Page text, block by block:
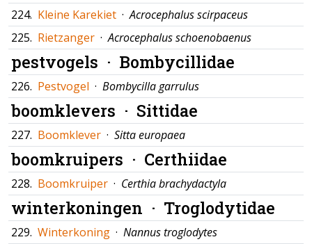
224. Kleine Karekiet ·Acrocephalus scirpaceus
225. Rietzanger ·Acrocephalus schoenobaenus
pestvogels · Bombycillidae
226. Pestvogel · Bombycilla garrulus
boomklevers · Sittidae
227. Boomklever · Sitta europaea
boomkruipers · Certhiidae
228. Boomkruiper · Certhia brachydactyla
winterkoningen · Troglodytidae
229. Winterkoning · Nannus troglodytes